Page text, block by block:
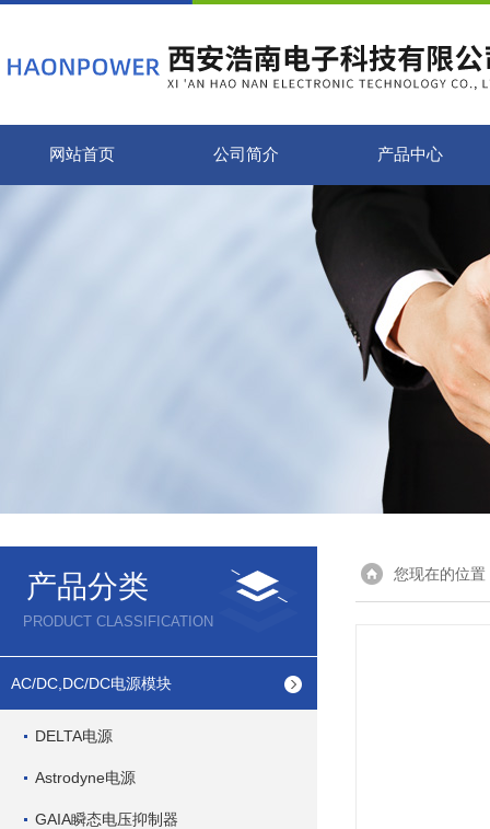
网站首页 公司简介 产品中心
产品分类
PRODUCT CLASSIFICATION
AC/DC,DC/DC电源模块
DELTA电源
Astrodyne电源
GAIA瞬态电压抑制器
您现在的位置